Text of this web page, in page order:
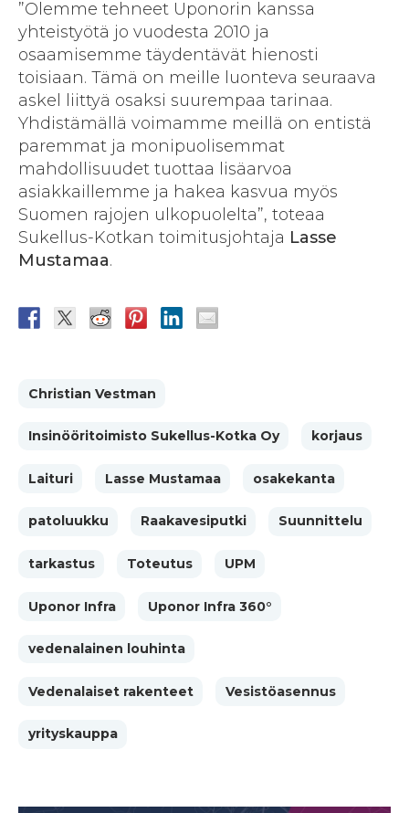
”Olemme tehneet Uponorin kanssa
yhteistyötä jo vuodesta 2010 ja
osaamisemme täydentävät hienosti
toisiaan. Tämä on meille luonteva seuraava
askel liittyä osaksi suurempaa tarinaa.
Yhdistämällä voimamme meillä on entistä
paremmat ja monipuolisemmat
mahdollisuudet tuottaa lisäarvoa
asiakkaillemme ja hakea kasvua myös
Suomen rajojen ulkopuolelta”, toteaa
Sukellus-Kotkan toimitusjohtaja Lasse
Mustamaa.
Christian Vestman
Insinööritoimisto Sukellus-Kotka Oy korjaus
Laituri Lasse Mustamaa osakekanta
patoluukku Raakavesiputki Suunnittelu
tarkastus Toteutus UPM
Uponor Infra Uponor Infra 360°
vedenalainen louhinta
Vedenalaiset rakenteet Vesistöasennus
yrityskauppa